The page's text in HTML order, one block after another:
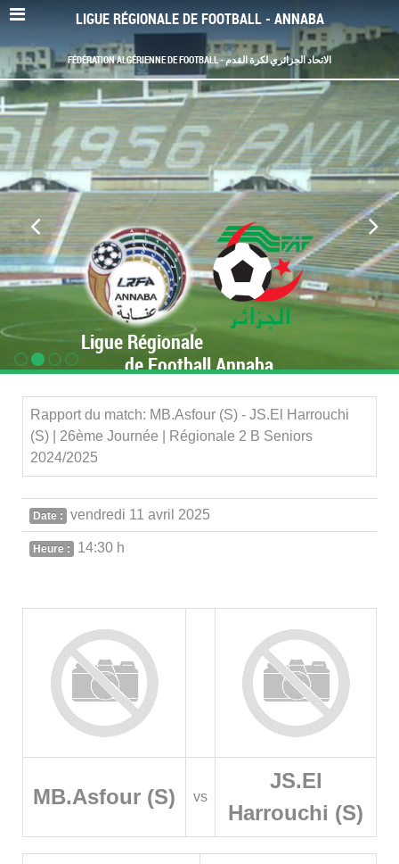
LIGUE RÉGIONALE DE FOOTBALL - ANNABA
FÉDÉRATION ALGÉRIENNE DE FOOTBALL - الاتحاد الجزائري لكرة القدم
Ligue Régionale
de Football Annaba
Rapport du match: MB.Asfour (S) - JS.El Harrouchi
(S) | 26ème Journée | Régionale 2 B Seniors
2024/2025
Date : vendredi 11 avril 2025
Heure : 14:30 h
MB.Asfour (S) vs
JS.El
Harrouchi (S)